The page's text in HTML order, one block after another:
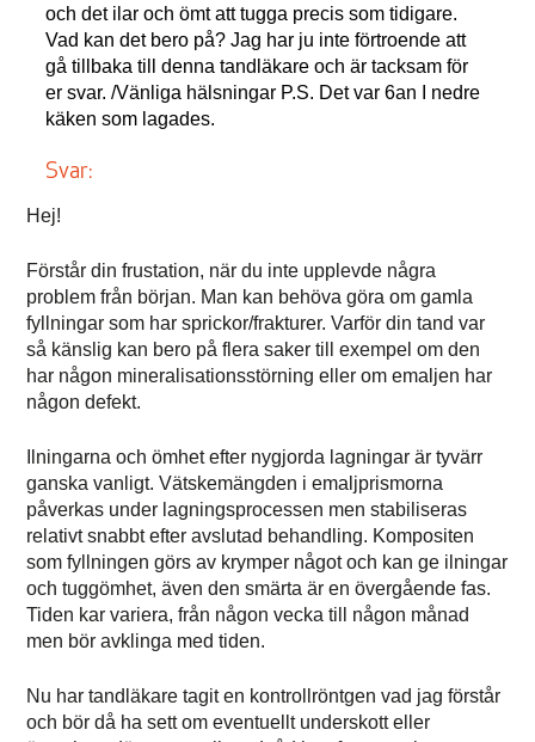
och det ilar och ömt att tugga precis som tidigare.
Vad kan det bero på? Jag har ju inte förtroende att
gå tillbaka till denna tandläkare och är tacksam för
er svar. /Vänliga hälsningar P.S. Det var 6an I nedre
käken som lagades.
Svar:
Hej!
Förstår din frustation, när du inte upplevde några
problem från början. Man kan behöva göra om gamla
fyllningar som har sprickor/frakturer. Varför din tand var
så känslig kan bero på flera saker till exempel om den
har någon mineralisationsstörning eller om emaljen har
någon defekt.
Ilningarna och ömhet efter nygjorda lagningar är tyvärr
ganska vanligt. Vätskemängden i emaljprismorna
påverkas under lagningsprocessen men stabiliseras
relativt snabbt efter avslutad behandling. Kompositen
som fyllningen görs av krymper något och kan ge ilningar
och tuggömhet, även den smärta är en övergående fas.
Tiden kar variera, från någon vecka till någon månad
men bör avklinga med tiden.
Nu har tandläkare tagit en kontrollröntgen vad jag förstår
och bör då ha sett om eventuellt underskott eller